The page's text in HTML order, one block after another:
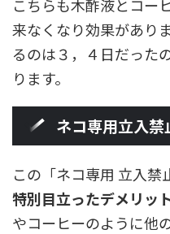
こちらも木酢液とコー
来なくなり効果があり
るのは３，４日だった
ります。
ネコ専用立入
この「ネコ専用 立入禁
特別目立ったデメリッ
やコーヒーのように他